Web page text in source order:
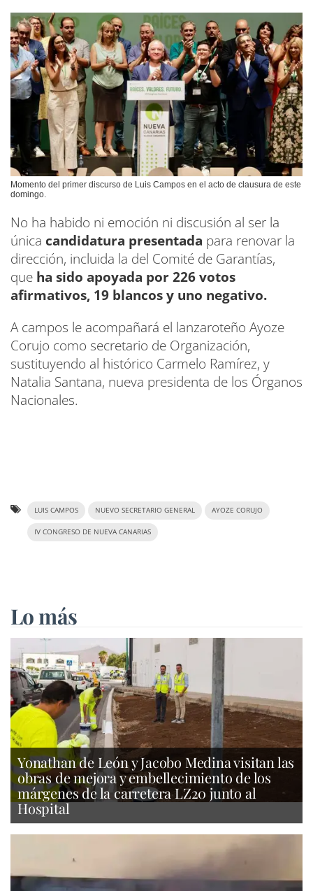
Momento del primer discurso de Luis Campos en el acto de clausura de este
domingo.
No ha habido ni emoción ni discusión al ser la
única candidatura presentada para renovar la
dirección, incluida la del Comité de Garantías,
que ha sido apoyada por 226 votos
afirmativos, 19 blancos y uno negativo.
A campos le acompañará el lanzaroteño Ayoze
Corujo como secretario de Organización,
sustituyendo al histórico Carmelo Ramírez, y
Natalia Santana, nueva presidenta de los Órganos
Nacionales.
LUIS CAMPOS NUEVO SECRETARIO GENERAL AYOZE CORUJO
IV CONGRESO DE NUEVA CANARIAS
Lo más
Yonathan de León y Jacobo Medina visitan las
obras de mejora y embellecimiento de los
márgenes de la carretera LZ20 junto al
Hospital